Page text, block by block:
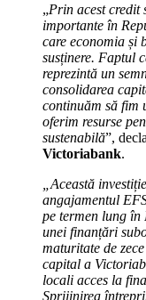
„Prin acest credit
importante în
care economia și
susținere. Faptul
reprezintă un
consolidarea
continuăm să fim
oferim resurse
sustenabilă”,
Victoriabank.
„Această
angajamentul
pe termen lung
unei finanțări
maturitate de
capital a
locali acces la
Sprijinirea